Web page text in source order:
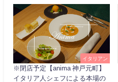
イタリアン
※閉店予定【anima 神戸元町】
イタリア人シェフによる本場の